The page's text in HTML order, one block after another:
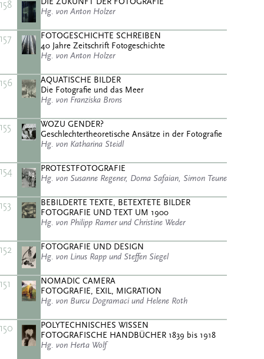
158
Hg. von Anton Holzer
157
FOTOGESCHICHTE SCHREIBEN
40 Jahre Zeitschrift Fotogeschichte
Hg. von Anton Holzer
156
AQUATISCHE BILDER
Die Fotografie und das Meer
Hg. von Franziska Brons
155
WOZU GENDER?
Geschlechtertheoretische Ansätze in der Fotografie
Hg. von Katharina Steidl
154
PROTESTFOTOGRAFIE
Hg. von Susanne Regener, Dorna Safaian, Simon Teune
153
BEBILDERTE TEXTE, BETEXTETE BILDER
FOTOGRAFIE UND TEXT UM 1900
Hg. von Philipp Ramer und Christine Weder
152
FOTOGRAFIE UND DESIGN
Hg. von Linus Rapp und Steffen Siegel
151
NOMADIC CAMERA
FOTOGRAFIE, EXIL, MIGRATION
Hg. von Burcu Dogramaci und Helene Roth
150
POLYTECHNISCHES WISSEN
FOTOGRAFISCHE HANDBÜCHER 1839 bis 1918
Hg. von Herta Wolf